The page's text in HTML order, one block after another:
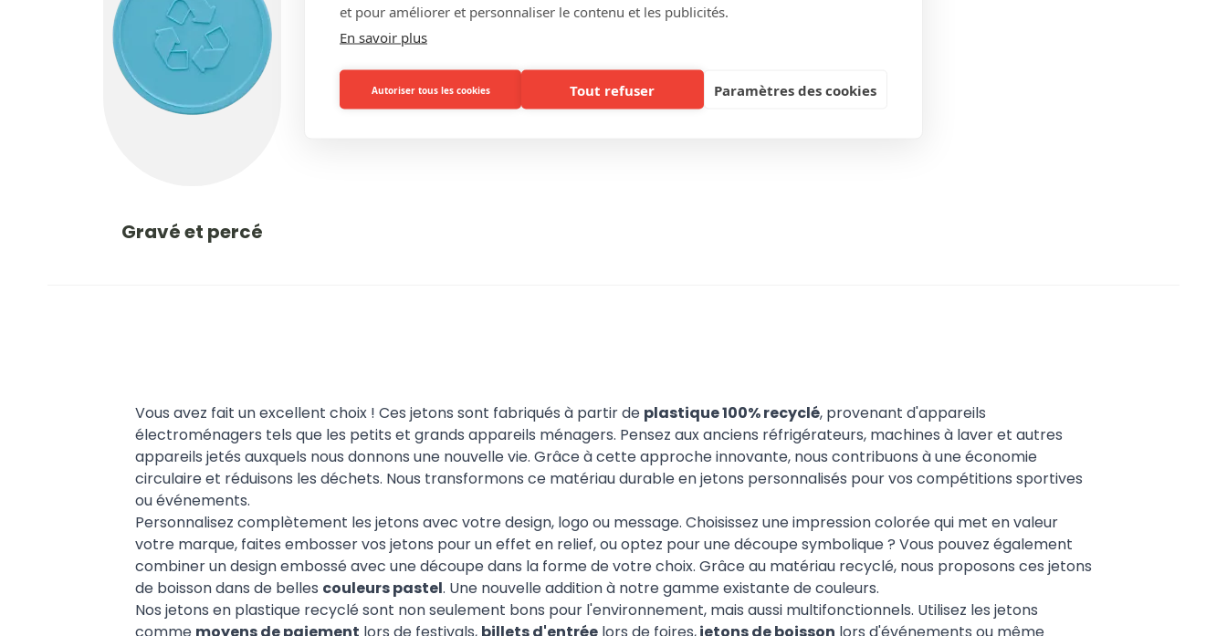
et pour améliorer et personnaliser le contenu et les publicités.
En savoir plus
Autoriser tous les cookies Tout refuser Paramètres des cookies
Gravé et percé
Vous avez fait un excellent choix ! Ces jetons sont fabriqués à partir de plastique 100% recyclé, provenant d'appareils
électroménagers tels que les petits et grands appareils ménagers. Pensez aux anciens réfrigérateurs, machines à laver et autres
appareils jetés auxquels nous donnons une nouvelle vie. Grâce à cette approche innovante, nous contribuons à une économie
circulaire et réduisons les déchets. Nous transformons ce matériau durable en jetons personnalisés pour vos compétitions sportives
ou événements.
Personnalisez complètement les jetons avec votre design, logo ou message. Choisissez une impression colorée qui met en valeur
votre marque, faites embosser vos jetons pour un effet en relief, ou optez pour une découpe symbolique ? Vous pouvez également
combiner un design embossé avec une découpe dans la forme de votre choix. Grâce au matériau recyclé, nous proposons ces jetons
de boisson dans de belles couleurs pastel. Une nouvelle addition à notre gamme existante de couleurs.
Nos jetons en plastique recyclé sont non seulement bons pour l'environnement, mais aussi multifonctionnels. Utilisez les jetons